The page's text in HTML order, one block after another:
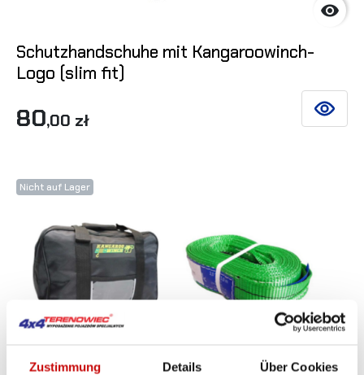
Zustimmung Details Über Cookies

Schutzhandschuhe mit Kangaroowinch-
Logo (slim fit)
80,00 zł SIEHE
Nicht auf Lager